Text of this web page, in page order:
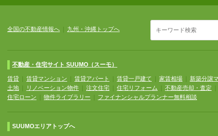
全国の不動産情報へ 九州・沖縄トップへ
不動産・住宅サイト SUUMO（スーモ）
賃貸 賃貸マンション 賃貸アパート 賃貸一戸建て 家賃相場
新築分譲
土地
リノベーション物件 注文住宅 住宅リフォーム 不動産売却・査定
住宅ローン
物件ライブラリー ファイナンシャルプランナー無料相談
SUUMOエリアトップへ